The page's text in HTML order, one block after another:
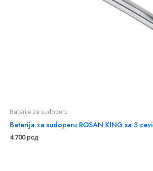
Baterije za sudoperu
Baterija za sudoperu ROSAN KING sa 3 cevi
4.700рсд